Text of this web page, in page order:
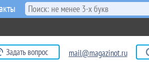
Задать вопрос mail@magazinot.ru